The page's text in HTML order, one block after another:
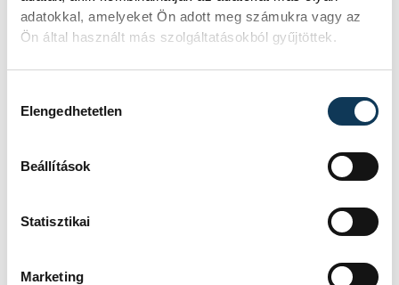
adatokkal, amelyeket Ön adott meg számukra vagy az
Ön által használt más szolgáltatásokból gyűjtöttek.
Elengedhetetlen
Beállítások
Statisztikai
Marketing
egyetlen halálos áldozata egy Számeh
Alaszli nevű 37 éves gázai férfi, aki
Ciszjordániában tartózkodott, amikor egy
közélet
Irán
Közel-kelet